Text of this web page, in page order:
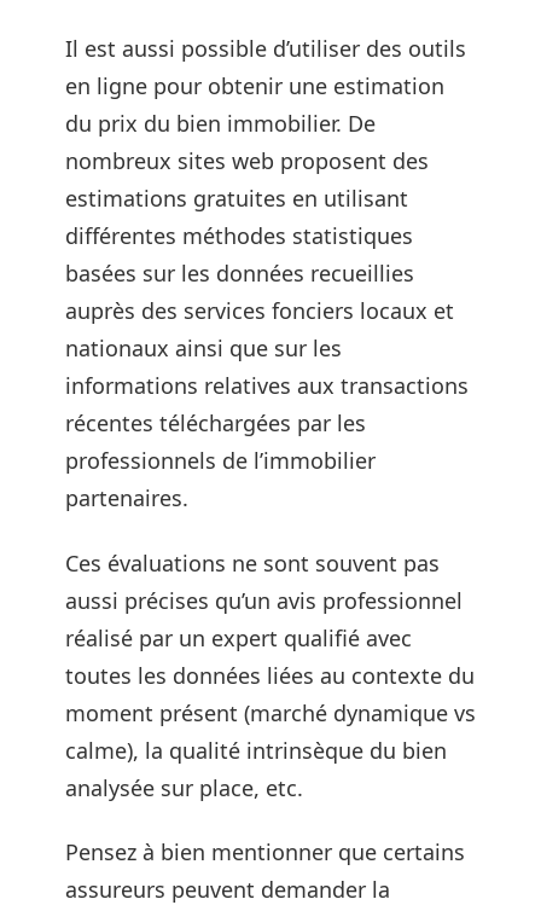
Il est aussi possible d’utiliser des outils
en ligne pour obtenir une estimation
du prix du bien immobilier. De
nombreux sites web proposent des
estimations gratuites en utilisant
différentes méthodes statistiques
basées sur les données recueillies
auprès des services fonciers locaux et
nationaux ainsi que sur les
informations relatives aux transactions
récentes téléchargées par les
professionnels de l’immobilier
partenaires.
Ces évaluations ne sont souvent pas
aussi précises qu’un avis professionnel
réalisé par un expert qualifié avec
toutes les données liées au contexte du
moment présent (marché dynamique vs
calme), la qualité intrinsèque du bien
analysée sur place, etc.
Pensez à bien mentionner que certains
assureurs peuvent demander la